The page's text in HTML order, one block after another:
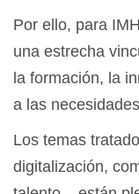
Por ello, para
una estrecha
la formación, la
a las
Los temas
digitalización,